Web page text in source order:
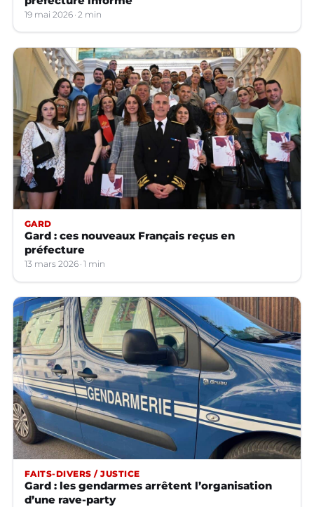
19 mai 2026 2 min
GARD
Gard : ces nouveaux Français reçus en
préfecture
13 mars 2026 1 min
FAITS-DIVERS / JUSTICE
Gard : les gendarmes arrêtent l’organisation
d’une rave-party